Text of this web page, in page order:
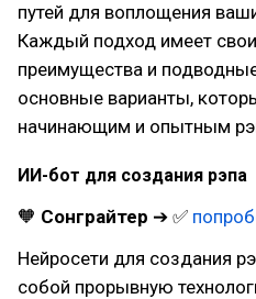
путей для воплощения
Каждый подход имеет
преимущества и
основные варианты,
начинающим и опытным
ИИ-бот для создания рэпа
🧡 Сонграйтер ➔ ✅
Нейросети для создания
собой прорывную